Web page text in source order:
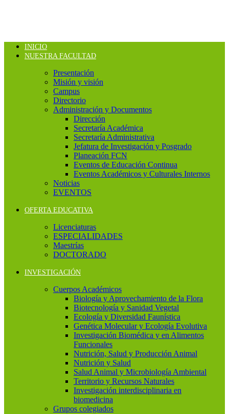
INICIO
NUESTRA FACULTAD
Presentación
Misión y visión
Campus
Directorio
Administración y Documentos
Dirección
Secretaría Académica
Secretaría Administrativa
Jefatura de Investigación y Posgrado
Planeación FCN
Eventos de Educación Continua
Eventos Académicos y Culturales Internos
Noticias
EVENTOS
OFERTA EDUCATIVA
Licenciaturas
ESPECIALIDADES
Maestrías
DOCTORADO
INVESTIGACIÓN
Cuerpos Académicos
Biología y Aprovechamiento de la Flora
Biotecnología y Sanidad Vegetal
Ecología y Diversidad Faunística
Genética Molecular y Ecología Evolutiva
Investigación Biomédica y en Alimentos
Funcionales
Nutrición, Salud y Producción Animal
Nutrición y Salud
Salud Animal y Microbiología Ambiental
Territorio y Recursos Naturales
Investigación interdisciplinaria en
biomedicina
Grupos colegiados